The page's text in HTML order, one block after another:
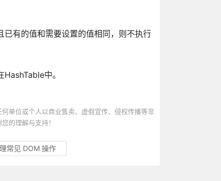
有的值和需要设置的值相同，则不执行
中。
单位或个人以商业售卖、虚假宣传、侵权传播等非
的理解与支持！
常见 DOM 操作